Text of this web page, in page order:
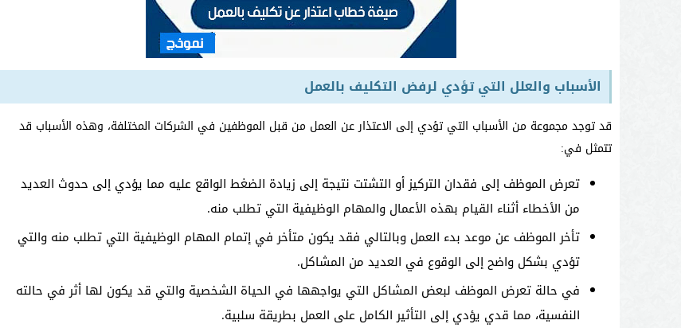
الأسباب والعلل التي تؤدي لرفض التكليف بالعمل
قد توجد مجموعة من الأسباب التي تؤدي إلى الاعتذار عن العمل من قبل الموظفين في الشركات المختلفة، وهذه الأسباب قد
تتمثل في:
تعرض الموظف إلى فقدان التركيز أو التشتت نتيجة إلى زيادة الضغط الواقع عليه مما يؤدي إلى حدوث العديد
من الأخطاء أثناء القيام بهذه الأعمال والمهام الوظيفية التي تطلب منه.
تأخر الموظف عن موعد بدء العمل وبالتالي فقد يكون متأخر في إتمام المهام الوظيفية التي تطلب منه والتي
تؤدي بشكل واضح إلى الوقوع في العديد من المشاكل.
في حالة تعرض الموظف لبعض المشاكل التي يواجهها في الحياة الشخصية والتي قد يكون لها أثر في حالته
النفسية، مما قدي يؤدي إلى التأثير الكامل على العمل بطريقة سلبية.